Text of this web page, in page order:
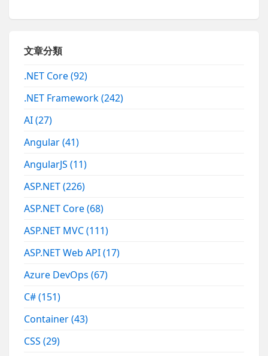
文章分類
.NET Core(92)
.NET Framework(242)
AI(27)
Angular(41)
AngularJS(11)
ASP.NET(226)
ASP.NET Core(68)
ASP.NET MVC(111)
ASP.NET Web API(17)
Azure DevOps(67)
C#(151)
Container(43)
CSS(29)